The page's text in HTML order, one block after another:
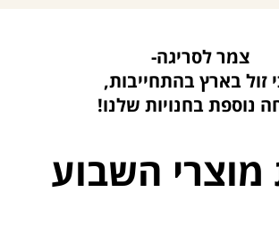
צמר לסריגה-
זול בארץ בהתחייבות,
נוספת בחנויות שלנו!
מוצרי השבוע